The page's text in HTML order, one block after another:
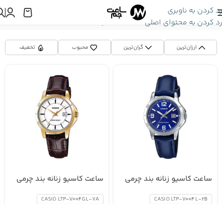
رد کردن به ناوبری
رد کردن به محتوای اصلی
اینجا هستید:صفحه اصلی»محصولات برچسب خورده "V004"
ارزان‌ترین گران‌ترین محبوب تخفیف
ساعت کاسیو زنانه بند چرمی
CASIO LTP-V004L-2B
ساعت کاسیو زنانه بند چرمی
CASIO LTP-V004GL-7A